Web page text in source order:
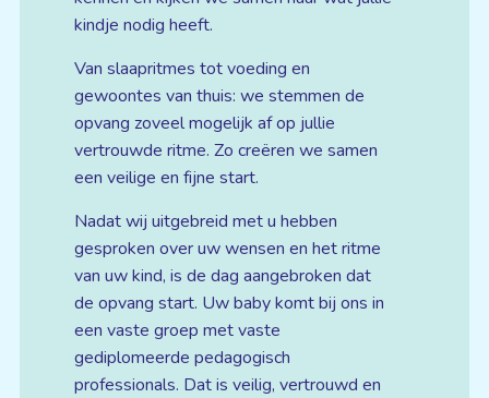
kindje nodig heeft.
Van slaapritmes tot voeding en
gewoontes van thuis: we stemmen de
opvang zoveel mogelijk af op jullie
vertrouwde ritme. Zo creëren we samen
een veilige en fijne start.
Nadat wij uitgebreid met u hebben
gesproken over uw wensen en het ritme
van uw kind, is de dag aangebroken dat
de opvang start. Uw baby komt bij ons in
een vaste groep met vaste
gediplomeerde pedagogisch
professionals. Dat is veilig, vertrouwd en